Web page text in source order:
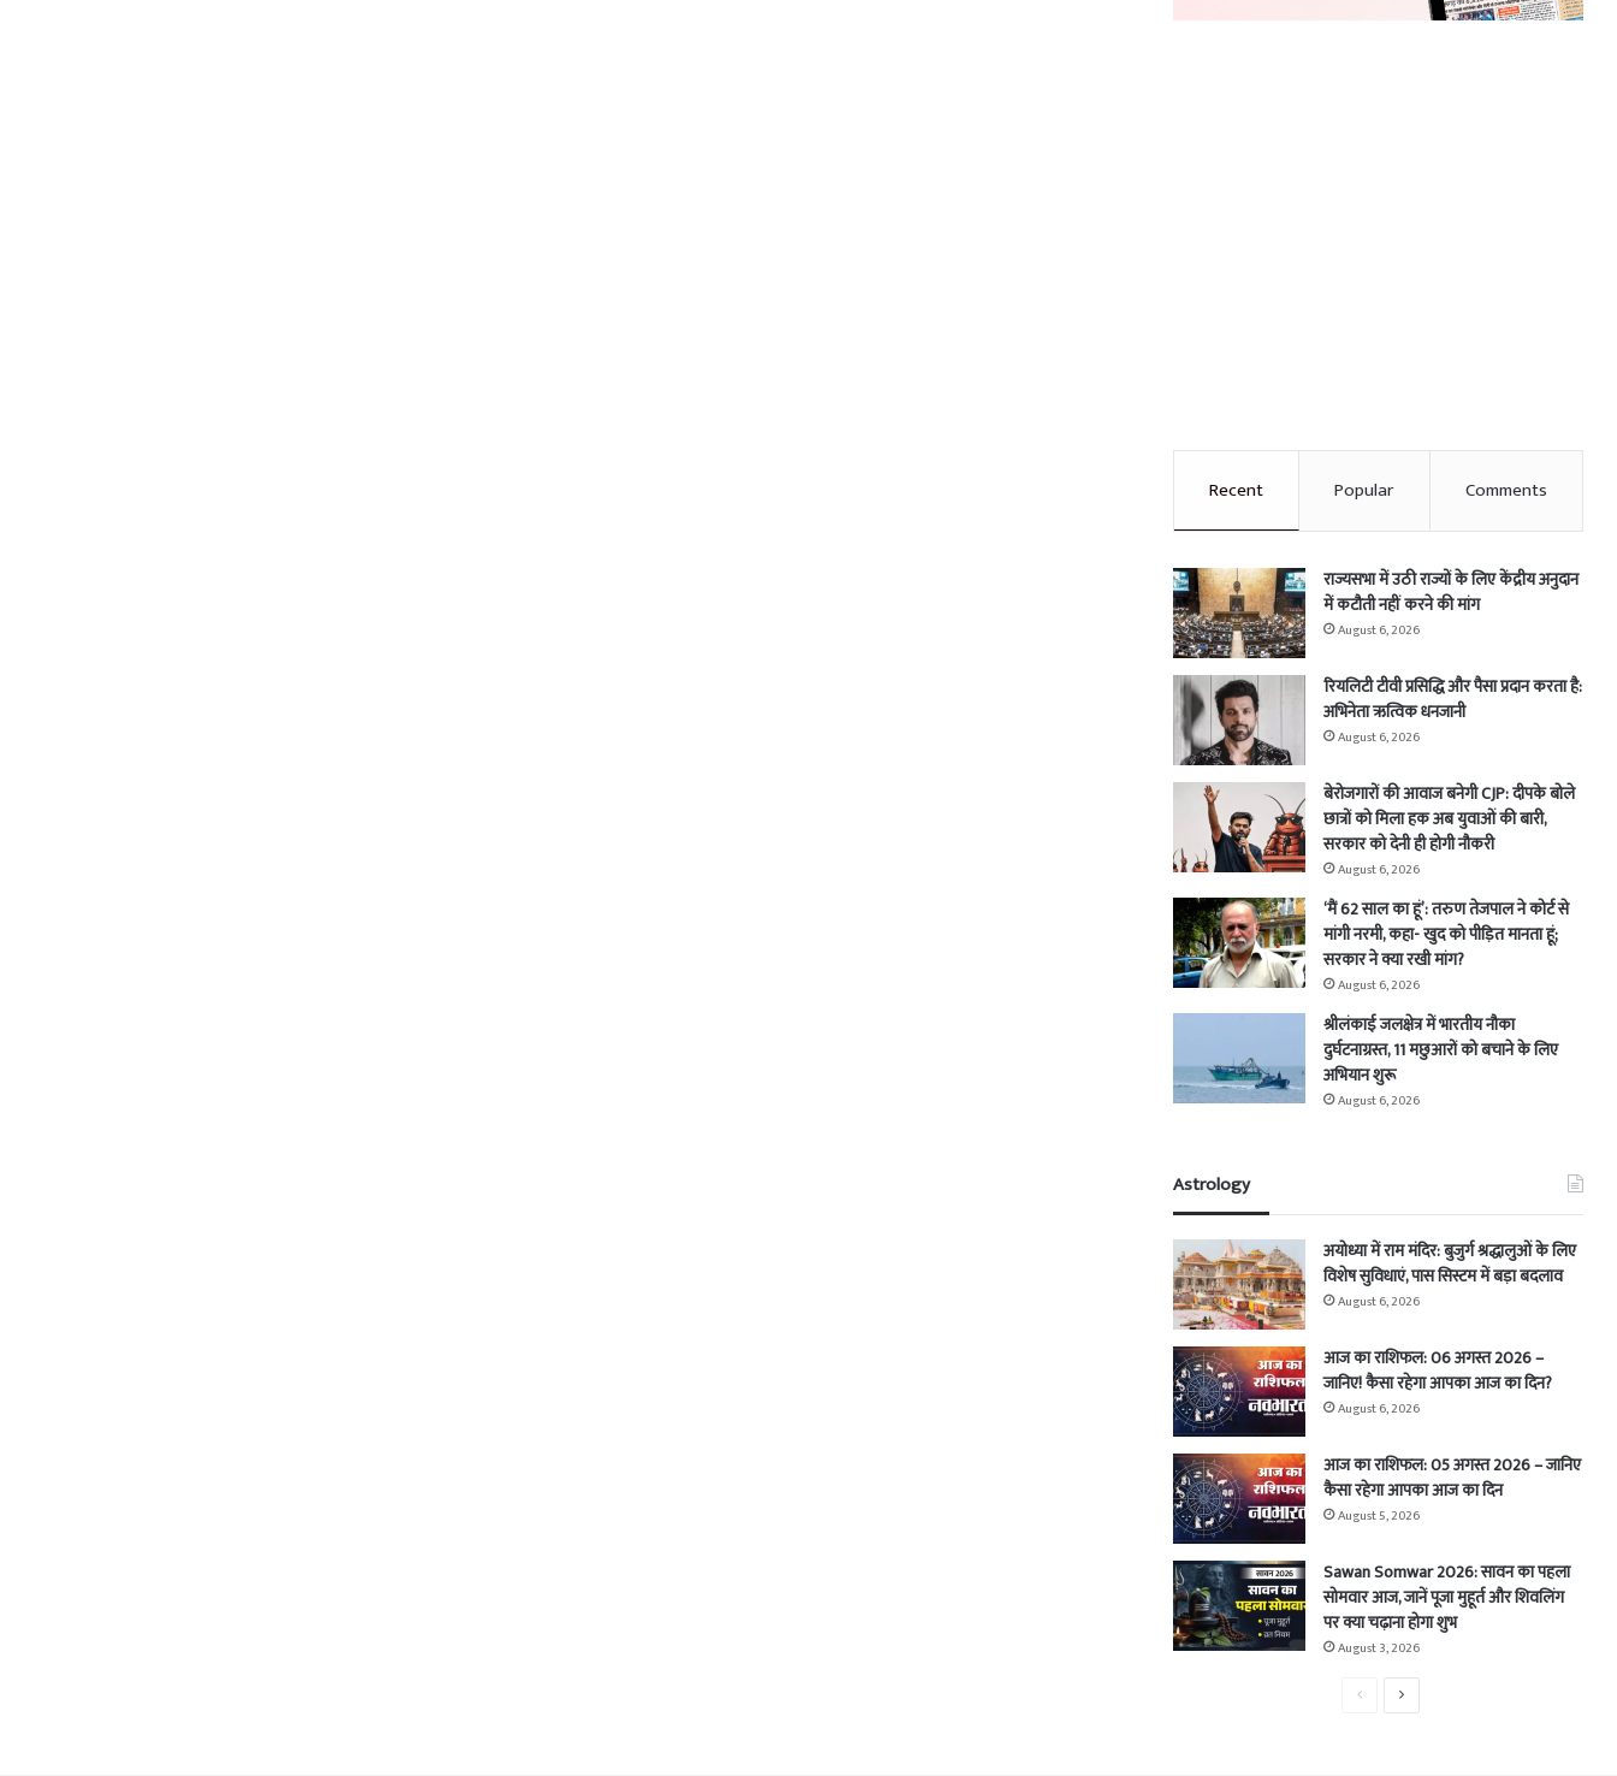
Recent Popular Comments
राज्यसभा में उठी राज्यों के लिए केंद्रीय अनुदान
में कटौती नहीं करने की मांग
August 6, 2026
रियलिटी टीवी प्रसिद्धि और पैसा प्रदान करता है:
अभिनेता ऋत्विक धनजानी
August 6, 2026
बेरोजगारों की आवाज बनेगी CJP: दीपके बोले
छात्रों को मिला हक अब युवाओं की बारी,
सरकार को देनी ही होगी नौकरी
August 6, 2026
‘मैं 62 साल का हूं’: तरुण तेजपाल ने कोर्ट से
मांगी नरमी, कहा- खुद को पीड़ित मानता हूं;
सरकार ने क्या रखी मांग?
August 6, 2026
श्रीलंकाई जलक्षेत्र में भारतीय नौका
दुर्घटनाग्रस्त, 11 मछुआरों को बचाने के लिए
अभियान शुरू
August 6, 2026
Astrology
अयोध्या में राम मंदिर: बुजुर्ग श्रद्धालुओं के लिए
विशेष सुविधाएं, पास सिस्टम में बड़ा बदलाव
August 6, 2026
आज का राशिफल: 06 अगस्त 2026 –
जानिए! कैसा रहेगा आपका आज का दिन?
August 6, 2026
आज का राशिफल: 05 अगस्त 2026 – जानिए
कैसा रहेगा आपका आज का दिन
August 5, 2026
Sawan Somwar 2026: सावन का पहला
सोमवार आज, जानें पूजा मुहूर्त और शिवलिंग
पर क्या चढ़ाना होगा शुभ
August 3, 2026
PreviousNext